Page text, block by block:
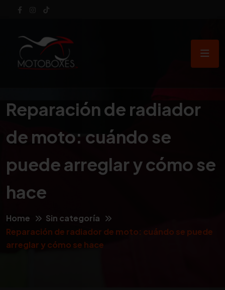
Reparación de radiador
de moto: cuándo se
puede arreglar y cómo se
hace
Home
Sin categoría
Reparación de radiador de moto: cuándo se puede
arreglar y cómo se hace